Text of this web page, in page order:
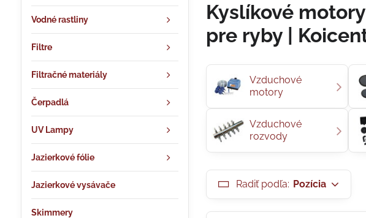
Kyslíkové
pre ryby |
Vzduchové
motory
Vzduchové
rozvody
Radiť podľa: Pozícia
Vodné rastliny
Filtre
Filtračné materiály
Čerpadlá
UV Lampy
Jazierkové fólie
Jazierkové vysávače
Skimmery